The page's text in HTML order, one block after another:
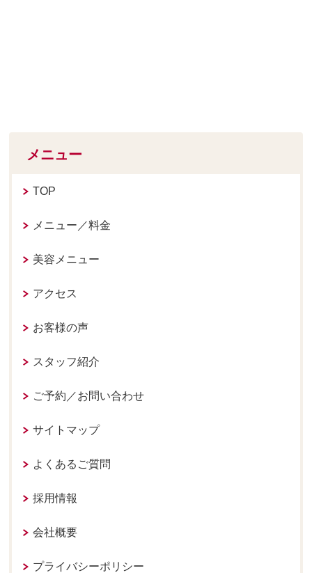
メニュー
TOP
メニュー／料金
美容メニュー
アクセス
お客様の声
スタッフ紹介
ご予約／お問い合わせ
サイトマップ
よくあるご質問
採用情報
会社概要
プライバシーポリシー